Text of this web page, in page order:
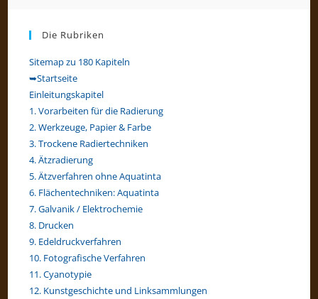
Die Rubriken
Sitemap zu 180 Kapiteln
➥Startseite
Einleitungskapitel
1. Vorarbeiten für die Radierung
2. Werkzeuge, Papier & Farbe
3. Trockene Radiertechniken
4. Ätzradierung
5. Ätzverfahren ohne Aquatinta
6. Flächentechniken: Aquatinta
7. Galvanik / Elektrochemie
8. Drucken
9. Edeldruckverfahren
10. Fotografische Verfahren
11. Cyanotypie
12. Kunstgeschichte und Linksammlungen